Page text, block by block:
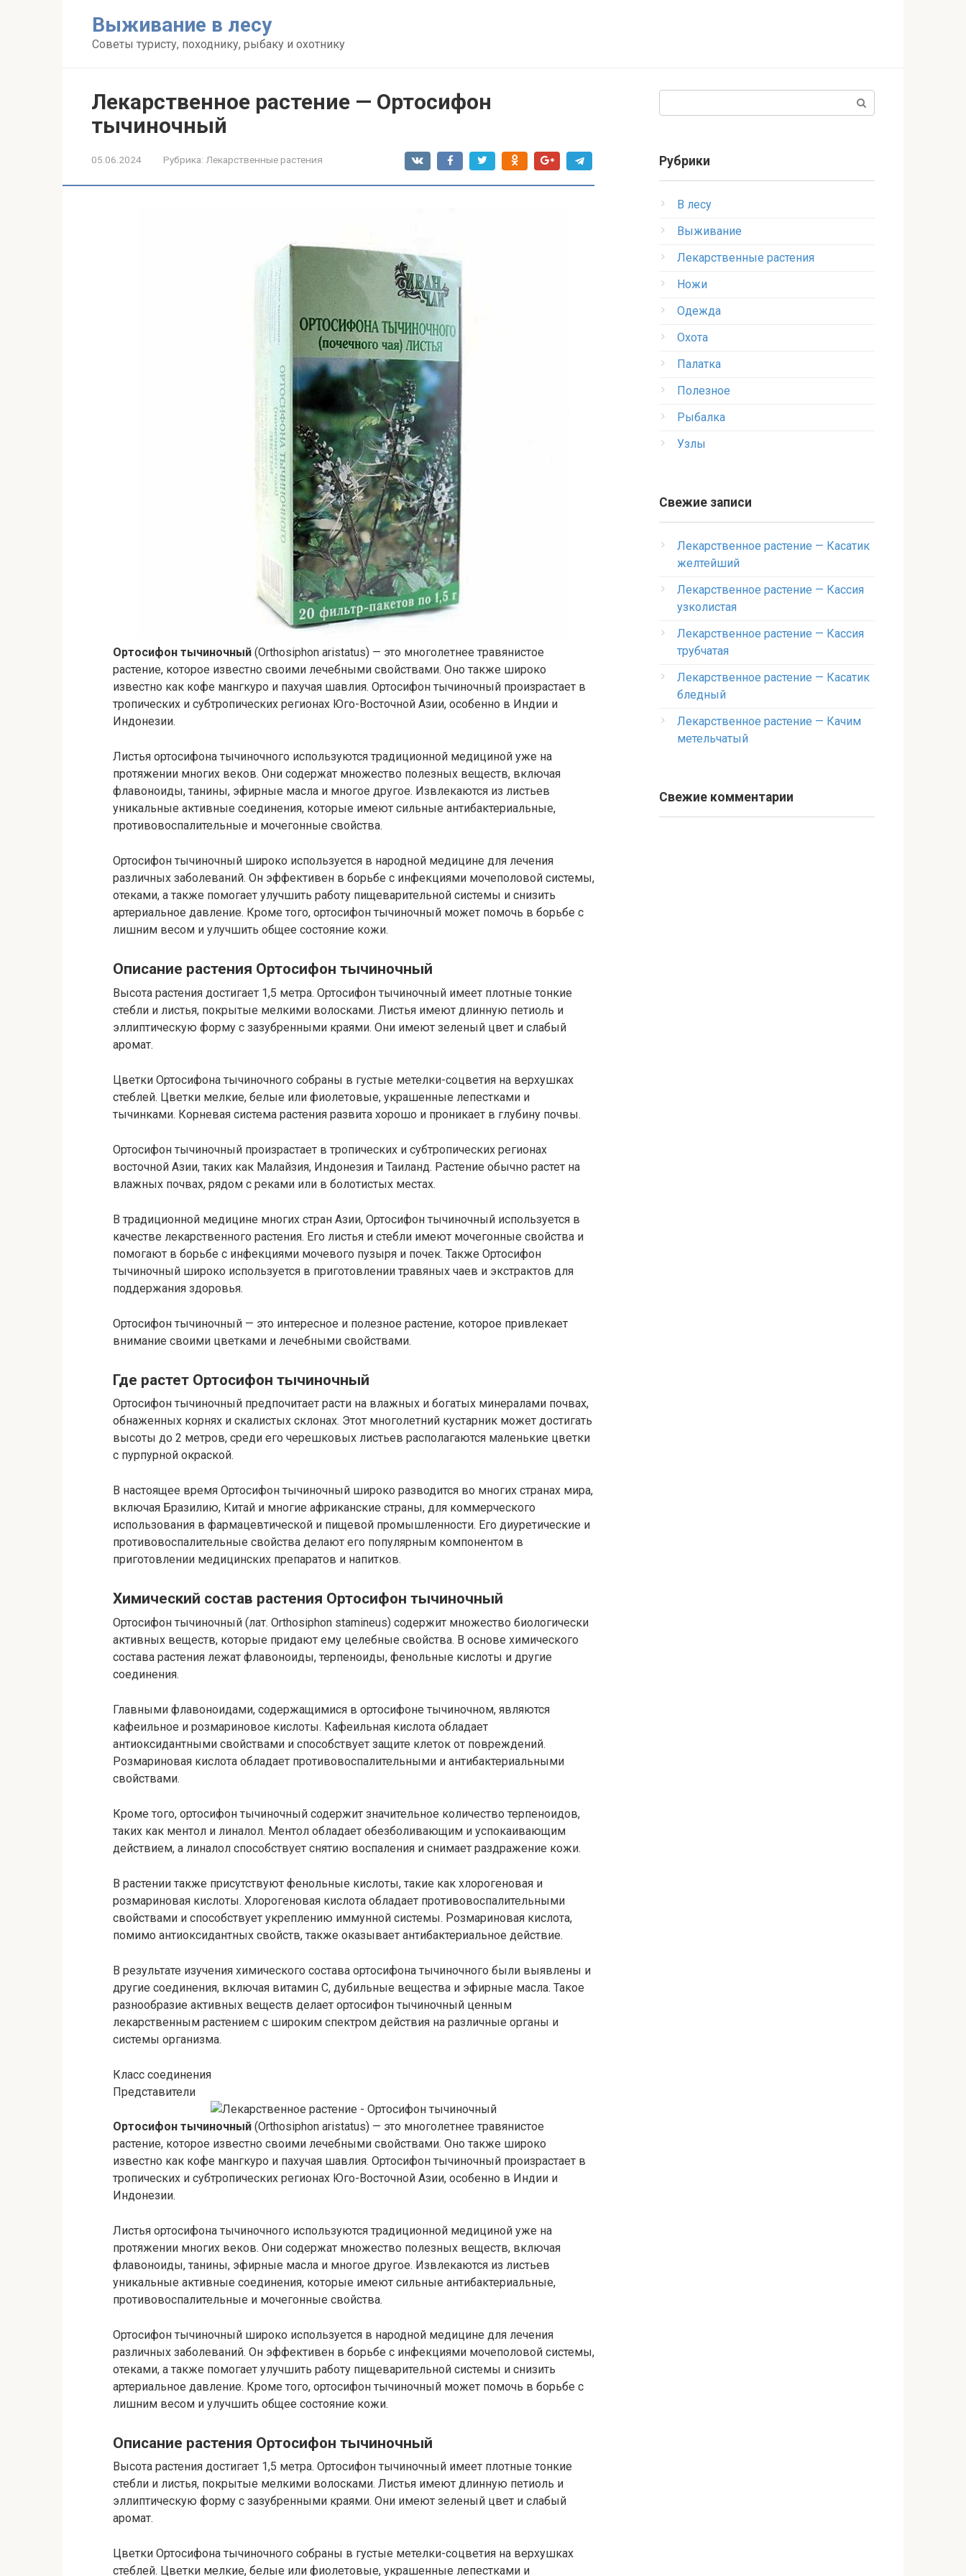
Выживание в лесу
Советы туристу, походнику, рыбаку и охотнику
Лекарственное растение — Ортосифон
тычиночный
05.06.2024 Рубрика: Лекарственные растения
Ортосифон тычиночный (Orthosiphon aristatus) — это многолетнее травянистое
растение, которое известно своими лечебными свойствами. Оно также широко
известно как кофе мангкуро и пахучая шавлия. Ортосифон тычиночный произрастает в
тропических и субтропических регионах Юго-Восточной Азии, особенно в Индии и
Индонезии.
Листья ортосифона тычиночного используются традиционной медициной уже на
протяжении многих веков. Они содержат множество полезных веществ, включая
флавоноиды, танины, эфирные масла и многое другое. Извлекаются из листьев
уникальные активные соединения, которые имеют сильные антибактериальные,
противовоспалительные и мочегонные свойства.
Ортосифон тычиночный широко используется в народной медицине для лечения
различных заболеваний. Он эффективен в борьбе с инфекциями мочеполовой системы,
отеками, а также помогает улучшить работу пищеварительной системы и снизить
артериальное давление. Кроме того, ортосифон тычиночный может помочь в борьбе с
лишним весом и улучшить общее состояние кожи.
Описание растения Ортосифон тычиночный
Высота растения достигает 1,5 метра. Ортосифон тычиночный имеет плотные тонкие
стебли и листья, покрытые мелкими волосками. Листья имеют длинную петиоль и
эллиптическую форму с зазубренными краями. Они имеют зеленый цвет и слабый
аромат.
Цветки Ортосифона тычиночного собраны в густые метелки-соцветия на верхушках
стеблей. Цветки мелкие, белые или фиолетовые, украшенные лепестками и
тычинками. Корневая система растения развита хорошо и проникает в глубину почвы.
Ортосифон тычиночный произрастает в тропических и субтропических регионах
восточной Азии, таких как Малайзия, Индонезия и Таиланд. Растение обычно растет на
влажных почвах, рядом с реками или в болотистых местах.
В традиционной медицине многих стран Азии, Ортосифон тычиночный используется в
качестве лекарственного растения. Его листья и стебли имеют мочегонные свойства и
помогают в борьбе с инфекциями мочевого пузыря и почек. Также Ортосифон
тычиночный широко используется в приготовлении травяных чаев и экстрактов для
поддержания здоровья.
Ортосифон тычиночный — это интересное и полезное растение, которое привлекает
внимание своими цветками и лечебными свойствами.
Где растет Ортосифон тычиночный
Ортосифон тычиночный предпочитает расти на влажных и богатых минералами почвах,
обнаженных корнях и скалистых склонах. Этот многолетний кустарник может достигать
высоты до 2 метров, среди его черешковых листьев располагаются маленькие цветки
с пурпурной окраской.
В настоящее время Ортосифон тычиночный широко разводится во многих странах мира,
включая Бразилию, Китай и многие африканские страны, для коммерческого
использования в фармацевтической и пищевой промышленности. Его диуретические и
противовоспалительные свойства делают его популярным компонентом в
приготовлении медицинских препаратов и напитков.
Химический состав растения Ортосифон тычиночный
Ортосифон тычиночный (лат. Orthosiphon stamineus) содержит множество биологически
активных веществ, которые придают ему целебные свойства. В основе химического
состава растения лежат флавоноиды, терпеноиды, фенольные кислоты и другие
соединения.
Главными флавоноидами, содержащимися в ортосифоне тычиночном, являются
кафеильное и розмариновое кислоты. Кафеильная кислота обладает
антиоксидантными свойствами и способствует защите клеток от повреждений.
Розмариновая кислота обладает противовоспалительными и антибактериальными
свойствами.
Кроме того, ортосифон тычиночный содержит значительное количество терпеноидов,
таких как ментол и линалол. Ментол обладает обезболивающим и успокаивающим
действием, а линалол способствует снятию воспаления и снимает раздражение кожи.
В растении также присутствуют фенольные кислоты, такие как хлорогеновая и
розмариновая кислоты. Хлорогеновая кислота обладает противовоспалительными
свойствами и способствует укреплению иммунной системы. Розмариновая кислота,
помимо антиоксидантных свойств, также оказывает антибактериальное действие.
В результате изучения химического состава ортосифона тычиночного были выявлены и
другие соединения, включая витамин С, дубильные вещества и эфирные масла. Такое
разнообразие активных веществ делает ортосифон тычиночный ценным
лекарственным растением с широким спектром действия на различные органы и
системы организма.
Класс соединения
Представители
Ортосифон тычиночный (Orthosiphon aristatus) — это многолетнее травянистое
растение, которое известно своими лечебными свойствами. Оно также широко
известно как кофе мангкуро и пахучая шавлия. Ортосифон тычиночный произрастает в
тропических и субтропических регионах Юго-Восточной Азии, особенно в Индии и
Индонезии.
Листья ортосифона тычиночного используются традиционной медициной уже на
протяжении многих веков. Они содержат множество полезных веществ, включая
флавоноиды, танины, эфирные масла и многое другое. Извлекаются из листьев
уникальные активные соединения, которые имеют сильные антибактериальные,
противовоспалительные и мочегонные свойства.
Ортосифон тычиночный широко используется в народной медицине для лечения
различных заболеваний. Он эффективен в борьбе с инфекциями мочеполовой системы,
отеками, а также помогает улучшить работу пищеварительной системы и снизить
артериальное давление. Кроме того, ортосифон тычиночный может помочь в борьбе с
лишним весом и улучшить общее состояние кожи.
Описание растения Ортосифон тычиночный
Высота растения достигает 1,5 метра. Ортосифон тычиночный имеет плотные тонкие
стебли и листья, покрытые мелкими волосками. Листья имеют длинную петиоль и
эллиптическую форму с зазубренными краями. Они имеют зеленый цвет и слабый
аромат.
Цветки Ортосифона тычиночного собраны в густые метелки-соцветия на верхушках
стеблей. Цветки мелкие, белые или фиолетовые, украшенные лепестками и
Рубрики
В лесу
Выживание
Лекарственные растения
Ножи
Одежда
Охота
Палатка
Полезное
Рыбалка
Узлы
Свежие записи
Лекарственное растение — Касатик
желтейший
Лекарственное растение — Кассия
узколистая
Лекарственное растение — Кассия
трубчатая
Лекарственное растение — Касатик
бледный
Лекарственное растение — Качим
метельчатый
Свежие комментарии